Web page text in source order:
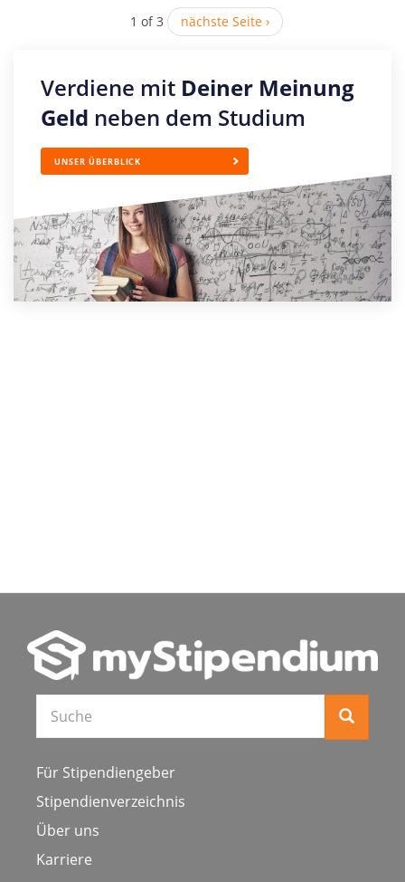
1 of 3 nächste Seite ›
Verdiene mit Deiner Meinung
Geld neben dem Studium
UNSER ÜBERBLICK
Für Stipendiengeber
Stipendienverzeichnis
Über uns
Karriere